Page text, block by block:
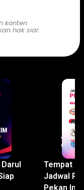
konten
hak siar.
Tempat
Jadwal
Pekan Ini